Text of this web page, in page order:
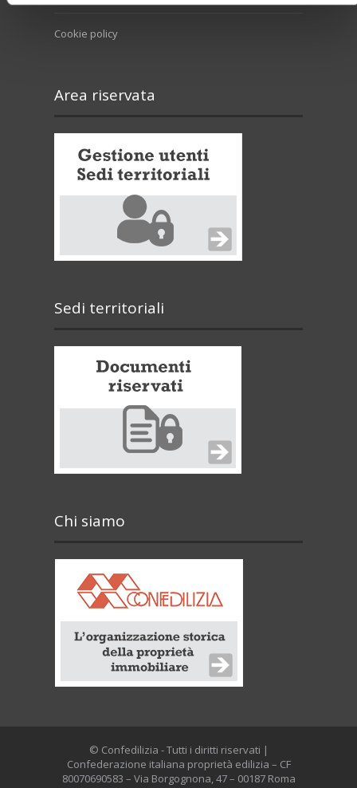
Cookie policy
Area riservata
Sedi territoriali
Chi siamo
© Confedilizia - Tutti i diritti riservati |
Confederazione italiana proprietà edilizia – CF
80070690583 – Via Borgognona, 47 – 00187 Roma